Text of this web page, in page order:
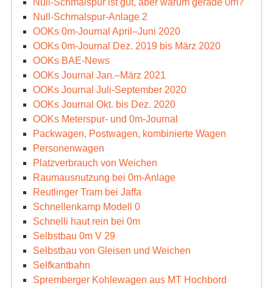
Null-Schmalspur-Anlage 2
OOKs 0m-Journal April–Juni 2020
OOKs 0m-Journal Dez. 2019 bis März 2020
OOKs BAE-News
OOKs Journal Jan.–März 2021
OOKs Journal Juli-September 2020
OOKs Journal Okt. bis Dez. 2020
OOKs Meterspur- und 0m-Journal
Packwagen, Postwagen, kombinierte Wagen
Personenwagen
Platzverbrauch von Weichen
Raumausnutzung bei 0m-Anlage
Reutlinger Tram bei Jaffa
Schnellenkamp Modell 0
Schnelli haut rein bei 0m
Selbstbau 0m V 29
Selbstbau von Gleisen und Weichen
Selfkantbahn
Spremberger Kohlewagen aus MT Hochbord